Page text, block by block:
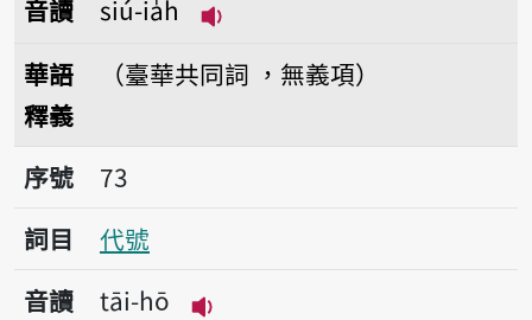
音讀
siú-ia̍h
華語
釋義
（臺華共同詞 ，無義項）
序號73代號
序號
73
詞目
代號
音讀
tāi-hō